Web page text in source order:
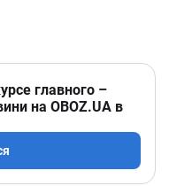
главного –
на OBOZ.UA в